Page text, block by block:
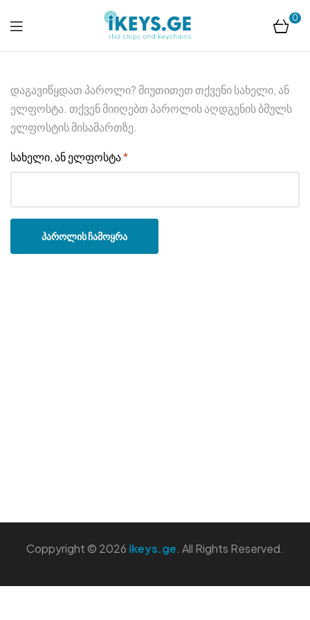
ikeys.ge
0
დაგავიწყდათ პაროლი? მიუთითეთ თქვენი სახელი, ან
ელფოსტა. თქვენ მიიღებთ პაროლის აღდგენის ბმულს
ელფოსტის მისამართზე.
სახელი, ან ელფოსტა*
პაროლის ჩამოყრა
Coppyright © 2026 ikeys.ge. All Rights Reserved.